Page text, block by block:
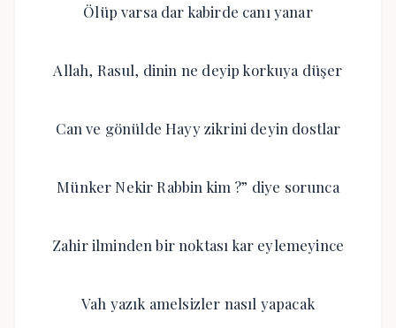
Ölüp varsa dar kabirde canı yanar
Allah, Rasul, dinin ne deyip korkuya düşer
Can ve gönülde Hayy zikrini deyin dostlar
Münker Nekir Rabbin kim ?” diye sorunca
Zahir ilminden bir noktası kar eylemeyince
Vah yazık amelsizler nasıl yapacak